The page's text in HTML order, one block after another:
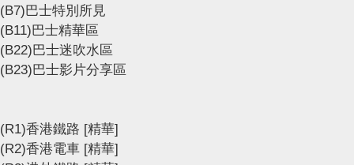
(B7)巴士特別所見
(B11)巴士精華區
(B22)巴士迷吹水區
(B23)巴士影片分享區
(R1)香港鐵路 [精華]
(R2)香港電車 [精華]